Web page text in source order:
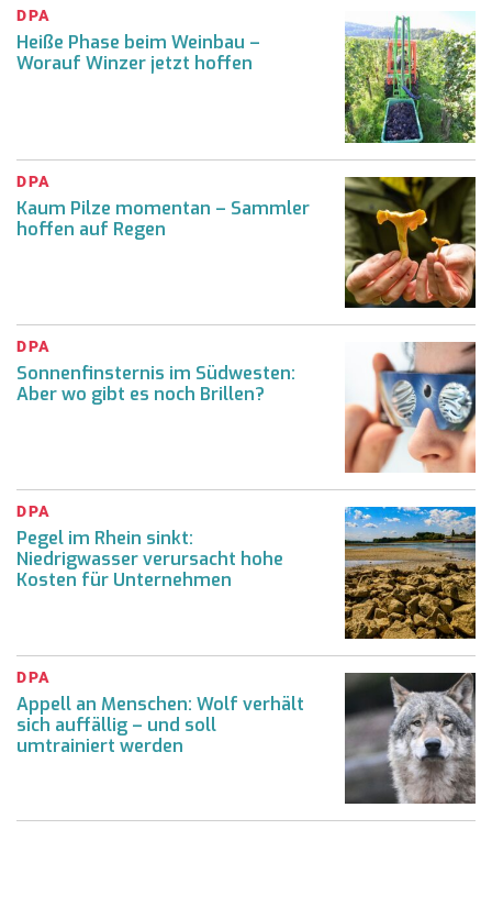
DPA
Heiße Phase beim Weinbau –
Worauf Winzer jetzt hoffen
DPA
Kaum Pilze momentan – Sammler
hoffen auf Regen
DPA
Sonnenfinsternis im Südwesten:
Aber wo gibt es noch Brillen?
DPA
Pegel im Rhein sinkt:
Niedrigwasser verursacht hohe
Kosten für Unternehmen
DPA
Appell an Menschen: Wolf verhält
sich auffällig – und soll
umtrainiert werden